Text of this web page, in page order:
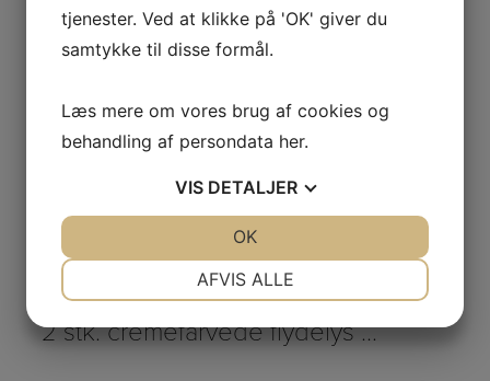
LED-LYS
2 stk. cremefarvede flydelys (LED) fra Deluxe Homeart – Ø:6/H:3cm
tjenester. Ved at klikke på 'OK' giver du
samtykke til disse formål.
Læs mere om vores brug af cookies og
behandling af persondata her.
VIS DETALJER
STATISTIK
AFVIS ALLE
OK